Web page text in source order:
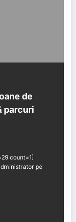
de
parcuri
count=1]
pe